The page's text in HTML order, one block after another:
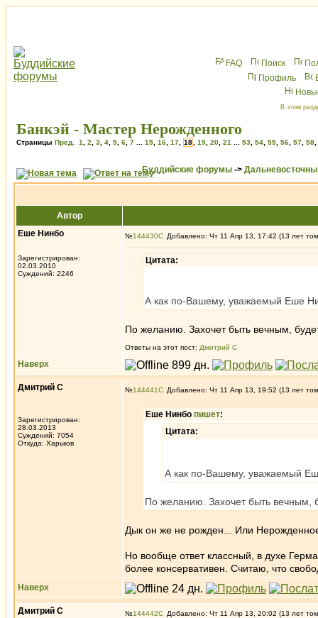
FAQ Поиск
Профиль
В этом
Банкэй - Мастер Нерожденного
Страницы Пред. 1 2 3 4 5 6 7 15 16 17 18 19 20 21 53 54 55 56 57 58
Буддийские форумы ->
Автор
Еше Нинбо
Зарегистрирован:
02.03.2010
Суждений: 2246
№144430 Добавлено: Чт 11 Апр 13, 17:42 (13 лет
Цитата:
А как по-Вашему, уважаемый Еше
По желанию. Захочет быть вечным,
Ответы на этот пост: Дмитрий С
Наверх
Дмитрий С
Зарегистрирован:
28.03.2013
Суждений: 7054
Откуда: Харьков
№144441 Добавлено: Чт 11 Апр 13, 19:52 (13 лет
Еше Нинбо пишет:
Цитата:
А как по-Вашему, уважаемый
По желанию. Захочет быть вечным,
Дык он же не рожден... Или
Но вообще ответ классный, в духе
более консервативен. Считаю, что
Наверх
Дмитрий С №144442 Добавлено: Чт 11 Апр 13, 20:02 (13 лет